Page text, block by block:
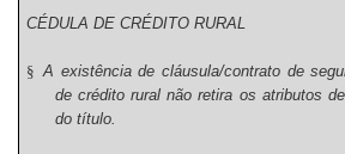
CÉDULA DE CRÉDITO RURAL
§ A existência de cláusula/contrato de
de crédito rural não retira os atributos
do título.